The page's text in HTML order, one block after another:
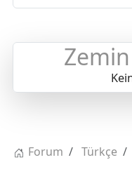
Forum Türkçe